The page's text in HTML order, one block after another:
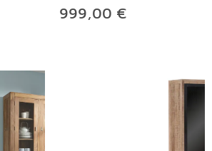
999,00 €